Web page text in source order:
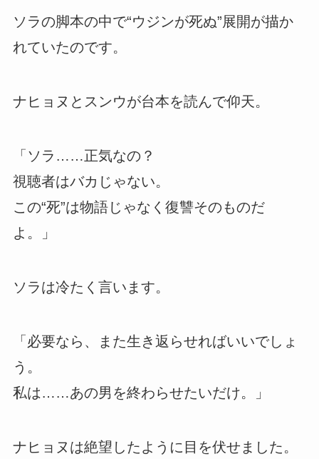
ソラの脚本の中で“ウジンが死ぬ”展開が描か
れていたのです。
ナヒョヌとスンウが台本を読んで仰天。
「ソラ……正気なの？
視聴者はバカじゃない。
この“死”は物語じゃなく復讐そのものだ
よ。」
ソラは冷たく言います。
「必要なら、また生き返らせればいいでしょ
う。
私は……あの男を終わらせたいだけ。」
ナヒョヌは絶望したように目を伏せました。